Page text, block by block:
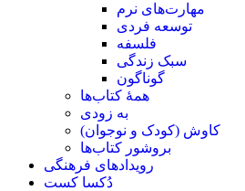
مهارت‌های نرم
توسعه فردی
فلسفه
سبک زندگی
گوناگون
همۀ کتاب‌ها
به زودی
کاوش (کودک و ‌نوجوان)
بروشور کتاب‌ها
رویدادهای فرهنگی
دُکسا کست